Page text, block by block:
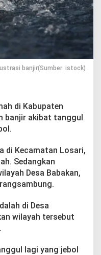
banjir(Sumber: istock)
di Kabupaten
banjir akibat tanggul
di Kecamatan Losari,
Sedangkan
Desa Babakan,
di Desa
wilayah tersebut
lagi yang jebol